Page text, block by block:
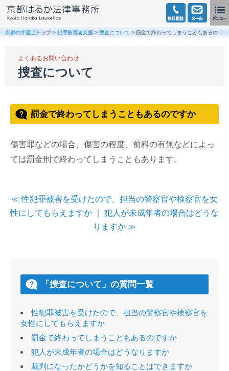
京都の弁護士 トップ > 犯罪被害者支援 > 捜査について > 罰金で終わってしまうこともあるのですか
よくあるお問い合わせ
捜査について
罰金で終わってしまうこともあるのですか
傷害罪などの場合、傷害の程度、前科の有無などによっ
ては罰金刑で終わってしまうこともあります。
≪ 性犯罪被害を受けたので、担当の警察官や検察官を女
性にしてもらえますか
犯人が未成年者の場合はどうな
りますか ≫
「捜査について」の質問一覧
性犯罪被害を受けたので、担当の警察官や検察官を
女性にしてもらえますか
罰金で終わってしまうこともあるのですか
犯人が未成年者の場合はどうなりますか
裁判になったかどうかを知ることはできますか